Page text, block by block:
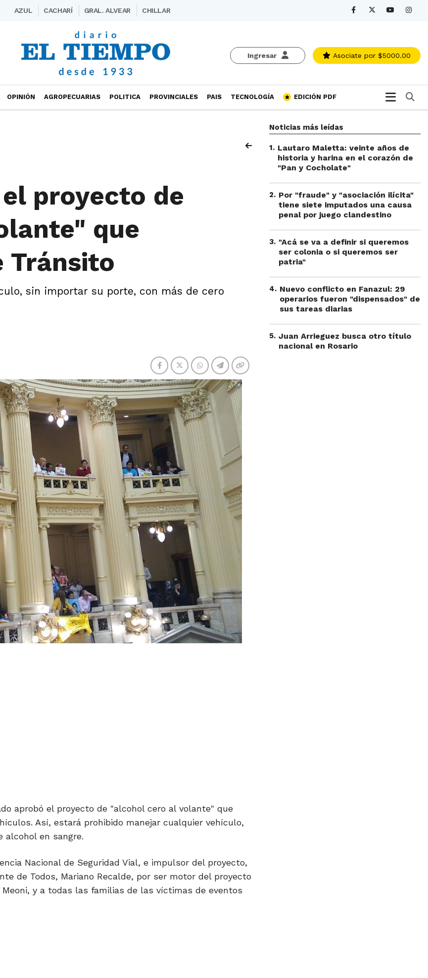
AZUL CACHARÍ GRAL. ALVEAR CHILLAR
Ingresar Asociate por $5000.00
OPINIÓN AGROPECUARIAS POLITICA PROVINCIALES PAIS TECNOLOGÍA EDICIÓN PDF
proyecto de
que
Tránsito
sin importar su porte, con más de cero
aprobó el proyecto de "alcohol cero al volante" que
Así, estará prohibido manejar cualquier vehículo,
alcohol en sangre.
Nacional de Seguridad Vial, e impulsor del proyecto,
de Todos, Mariano Recalde, por ser motor del proyecto
y a todas las familias de las víctimas de eventos
Noticias más leídas
1. Lautaro Maletta: veinte años de
historia y harina en el corazón de
"Pan y Cocholate"
2. Por "fraude" y "asociación ilícita"
tiene siete imputados una causa
penal por juego clandestino
3. "Acá se va a definir si queremos
ser colonia o si queremos ser
patria"
4. Nuevo conflicto en Fanazul: 29
operarios fueron "dispensados" de
sus tareas diarias
5. Juan Arrieguez busca otro título
nacional en Rosario